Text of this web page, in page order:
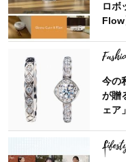
ロボ
Flow
今の
が贈
ェア」